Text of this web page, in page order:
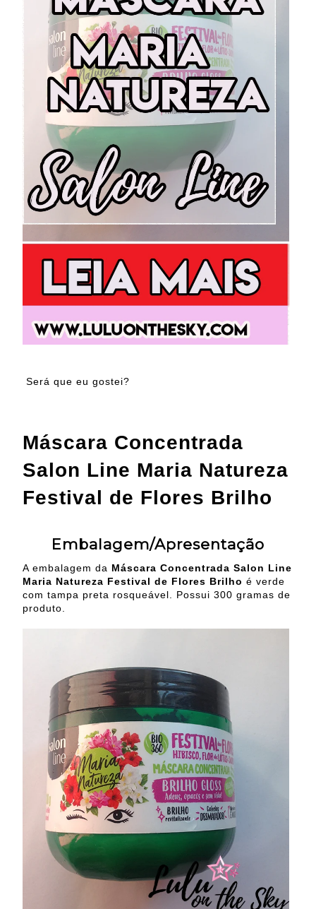
Será que eu gostei?
Máscara Concentrada
Salon Line Maria Natureza
Festival de Flores Brilho
Embalagem/Apresentação
A embalagem da Máscara Concentrada Salon Line
Maria Natureza Festival de Flores Brilho é verde
com tampa preta rosqueável. Possui 300 gramas de
produto.